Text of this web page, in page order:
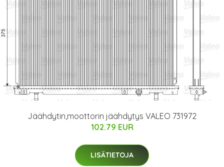
Jäähdytin,moottorin jäähdytys VALEO 731972
102.79 EUR
LISÄTIETOJA